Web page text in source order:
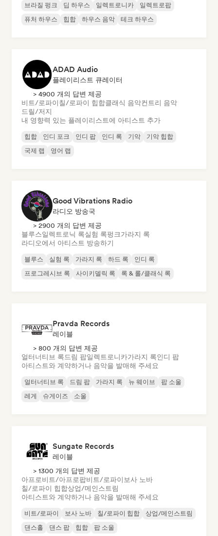
브라질 펑크 딥 하우스 일렉트로니카
일렉트로팝
퓨처 하우스
힙합 하우스 음악 테크 하우스
ADAD Audio
플레이리스트 큐레이터
> 4900 개의 답변 제공
비트/로파이칠/로파이 힙합클래식 음악컨트리 음악
드릴/저지
내 영향력 있는 플레이리스트에 아티스트 추가
힙합 인디 포크 인디 팝 인디 록 기악
기악 힙합
국제 랩
영어 랩
Good Vibrations Radio
라디오 방송국
> 2900 개의 답변 제공
블루스일렉트로닉 록실험 록펑크가라지 록
라디오에서 아티스트 방송하기
블루스 실험 록 가라지 록 하드 록
인디 록
프로그레시브 록
사이키델릭 록 록 & 롤/클래식 록
Pravda Records
레이블
> 800 개의 답변 제공
얼터너티브 록드림 팝일렉트로니카가라지 록인디 팝
아티스트와 계약하거나 음악을 발매해 주세요
얼터너티브 록 드림 팝 가라지 록 뉴 웨이브
팝 소울
레게
슈게이즈 소울
Sungate Records
레이블
> 1300 개의 답변 제공
아프로비트/아프로팝비트/로파이 보사 노바
칠/로파이 힙합상업/메인스트림
아티스트와 계약하거나 음악을 발매해 주세요
비트/로파이 보사 노바 칠/로파이 힙합
상업/메인스트림
댄스홀
댄스 팝 힙합 팝 소울